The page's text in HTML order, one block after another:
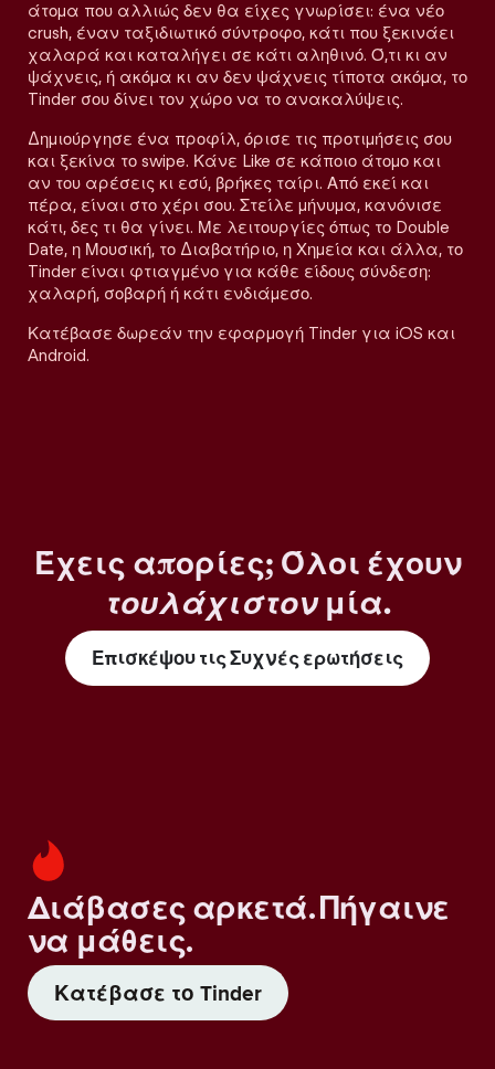
άτομα που αλλιώς δεν θα είχες γνωρίσει: ένα νέο
crush, έναν ταξιδιωτικό σύντροφο, κάτι που ξεκινάει
χαλαρά και καταλήγει σε κάτι αληθινό. Ό,τι κι αν
ψάχνεις, ή ακόμα κι αν δεν ψάχνεις τίποτα ακόμα, το
Tinder σου δίνει τον χώρο να το ανακαλύψεις.
Δημιούργησε ένα προφίλ, όρισε τις προτιμήσεις σου
και ξεκίνα το swipe. Κάνε Like σε κάποιο άτομο και
αν του αρέσεις κι εσύ, βρήκες ταίρι. Από εκεί και
πέρα, είναι στο χέρι σου. Στείλε μήνυμα, κανόνισε
κάτι, δες τι θα γίνει. Με λειτουργίες όπως το Double
Date, η Μουσική, το Διαβατήριο, η Χημεία και άλλα, το
Tinder είναι φτιαγμένο για κάθε είδους σύνδεση:
χαλαρή, σοβαρή ή κάτι ενδιάμεσο.
Κατέβασε δωρεάν την εφαρμογή Tinder για iOS και
Android.
Έχεις απορίες; Όλοι έχουν
τουλάχιστονμία.
Επισκέψου τις Συχνές ερωτήσεις
Διάβασες αρκετά. Πήγαινε
να μάθεις.
Κατέβασε το Tinder